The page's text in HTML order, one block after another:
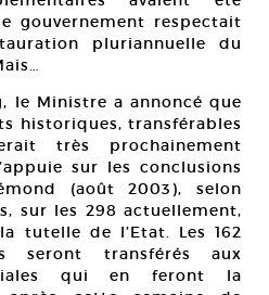
gouvernement respectait
pluriannuelle du
le Ministre a annoncé que
historiques, transférables
très prochainement
sur les conclusions
(août 2003), selon
sur les 298 actuellement,
tutelle de l’Etat. Les 162
seront transférés aux
qui en feront la